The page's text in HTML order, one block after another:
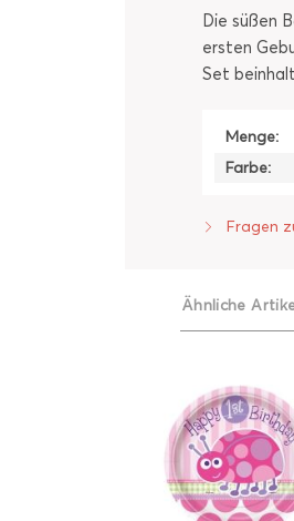
Die süßen
ersten
Set
Menge:
Farbe:
Fragen
Ähnliche